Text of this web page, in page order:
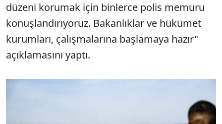
düzeni korumak için binlerce polis memuru
konuşlandırıyoruz. Bakanlıklar ve hükümet
kurumları, çalışmalarına başlamaya hazır"
açıklamasını yaptı.